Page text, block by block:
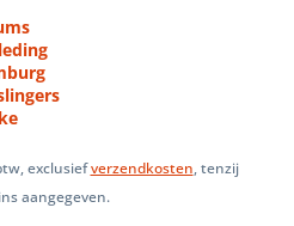
exclusiefverzendkosten, tenzij
aangegeven.